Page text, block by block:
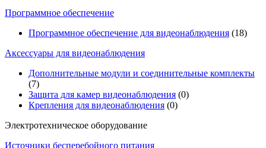
Программное обеспечение
Программное обеспечение для видеонаблюдения (18)
Аксессуары для видеонаблюдения
Дополнительные модули и соединительные комплекты
(7)
Защита для камер видеонаблюдения (0)
Крепления для видеонаблюдения (0)
Электротехническое оборудование
Источники бесперебойного питания